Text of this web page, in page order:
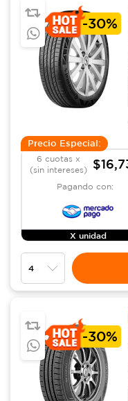
-30%
Precio Especial:
6 cuotas x
(sin intereses)
Pagando con:
X unidad
-30%